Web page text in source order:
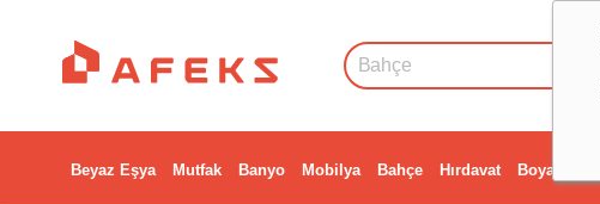
Beyaz Eşya Mutfak Banyo Mobilya Bahçe Hırdavat Boya